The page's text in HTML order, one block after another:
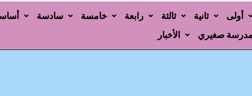
سادسة خامسة رابعة ثالثة ثانية
أولى
الأخبار
مدرسة صغيري